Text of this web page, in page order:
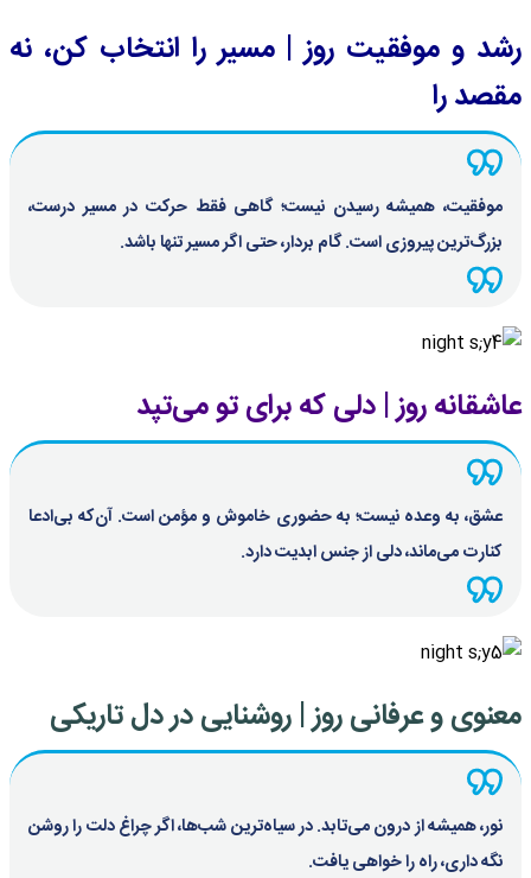
رشد و موفقیت روز | مسیر را انتخاب کن، نه
مقصد را
موفقیت، همیشه رسیدن نیست؛ گاهی فقط حرکت در مسیر درست،
بزرگ‌ترین پیروزی است. گام بردار، حتی اگر مسیر تنها باشد.
عاشقانه روز | دلی که برای تو می‌تپد
عشق، به وعده نیست؛ به حضوری خاموش و مؤمن است. آن‌که بی‌ادعا
کنارت می‌ماند، دلی از جنس ابدیت دارد.
معنوی و عرفانی روز | روشنایی در دل تاریکی
نور، همیشه از درون می‌تابد. در سیاه‌ترین شب‌ها، اگر چراغ دلت را روشن
نگه داری، راه را خواهی یافت.